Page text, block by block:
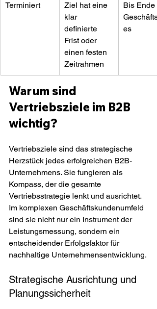
Terminiert
Ziel hat eine
klar
definierte
Frist oder
einen festen
Zeitrahmen
Bis Ende
es
Warum sind
Vertriebsziele im B2B
wichtig?
Vertriebsziele sind das strategische
Herzstück jedes erfolgreichen B2B-
Unternehmens. Sie fungieren als
Kompass, der die gesamte
Vertriebsstrategie lenkt und ausrichtet.
Im komplexen Geschäftskundenumfeld
sind sie nicht nur ein Instrument der
Leistungsmessung, sondern ein
entscheidender Erfolgsfaktor für
nachhaltige Unternehmensentwicklung.
Strategische Ausrichtung und
Planungssicherheit